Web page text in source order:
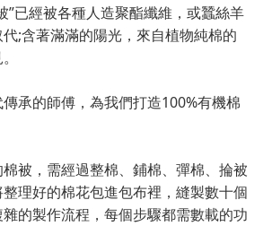
”已經被各種人造聚酯纖維，或蠶絲羊
;含著滿滿的陽光，來自植物純棉的
承的師傅，為我們打造100%有機棉
被，需經過整棉、鋪棉、彈棉、掄被
理好的棉花包進包布裡，縫製數十個
的製作流程，每個步驟都需數載的功